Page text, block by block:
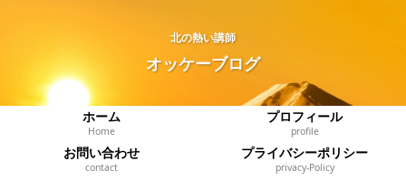
北の熱い講師
オッケーブログ
ホーム
Home
プロフィール
profile
お問い合わせ
contact
プライバシーポリシー
privacy‐Policy